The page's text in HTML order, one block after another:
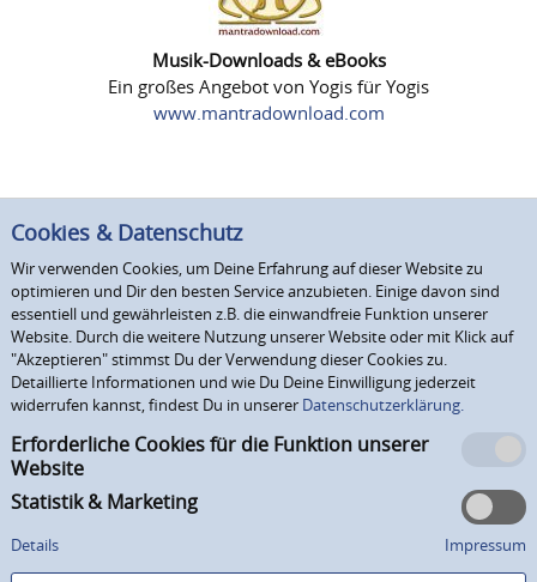
Musik-Downloads & eBooks
Ein großes Angebot von Yogis für Yogis
www.mantradownload.com
Cookies & Datenschutz
Wir verwenden Cookies, um Deine Erfahrung auf dieser Website zu
optimieren und Dir den besten Service anzubieten. Einige davon sind
essentiell und gewährleisten z.B. die einwandfreie Funktion unserer
Website. Durch die weitere Nutzung unserer Website oder mit Klick auf
"Akzeptieren" stimmst Du der Verwendung dieser Cookies zu.
Detaillierte Informationen und wie Du Deine Einwilligung jederzeit
widerrufen kannst, findest Du in unserer Datenschutzerklärung.
Erforderliche Cookies für die Funktion unserer
Website
Statistik & Marketing
Details Impressum